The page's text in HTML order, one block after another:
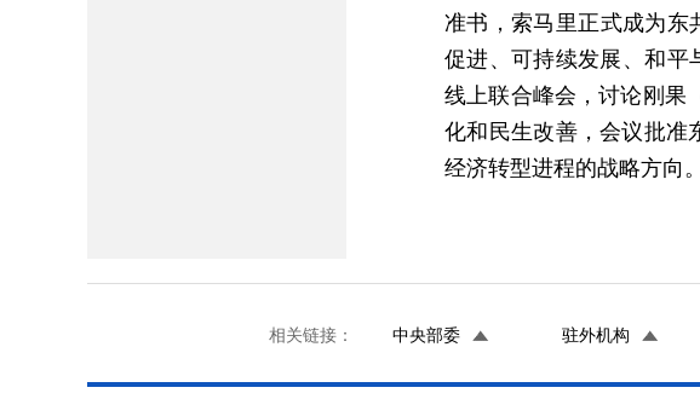
准书，索马里正式成为东
促进、可持续发展、和平
线上联合峰会，讨论刚果
化和民生改善，会议批准
经济转型进程的战略方向。
相关链接： 中央部委 驻外机构